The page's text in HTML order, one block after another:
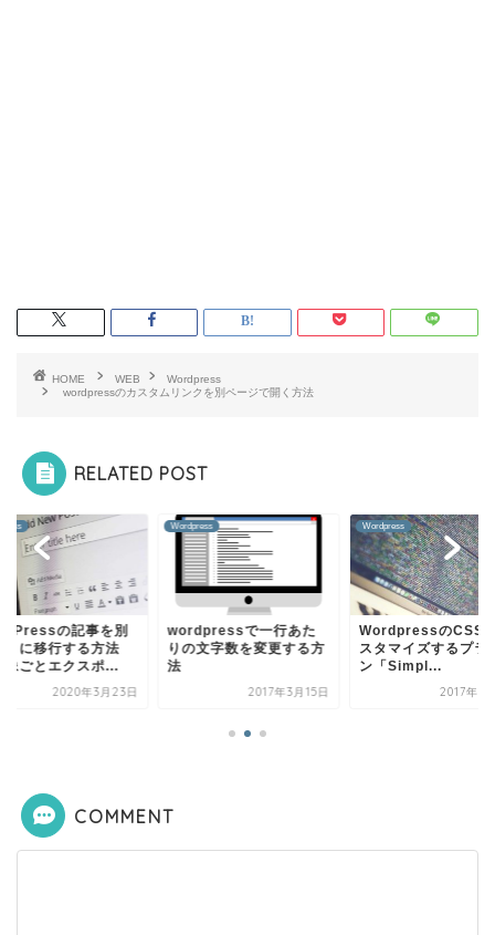
HOME WEB
Wordpress
wordpressのカスタムリンクを別ページで開く方法
RELATED POST
の記事を別
トに移行する方法
像ごとエクスポ...
2020年3月23日
Wordpress
wordpressで一行あた
りの文字数を変更する方
法
2017年3月15日
Wordpress
WordpressのCSS
スタマイズするプラ
ン「Simpl...
2017年3
COMMENT